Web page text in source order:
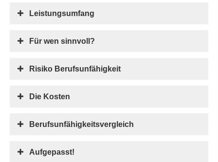
Leistungsumfang
Für wen sinnvoll?
Risiko Berufs­unfähig­keit
Die Kosten
Berufs­unfähig­keitsvergleich
Aufgepasst!